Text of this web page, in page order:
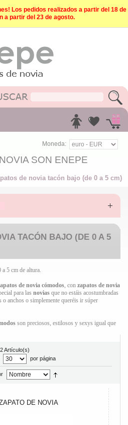
Los pedidos realizados a partir del 18 de
a partir del 23 de agosto.
Moneda:
SON ENEPE
de novia tacón bajo (de 0 a 5 cm)
TACÓN BAJO (DE 0 A 5
a 5 cm de altura.
de novia cómodos, con zapatos de novia
para las novias que no estáis acostumbradas
o anchos o simplemente queréis ir súper
son preciosos, estilosos y sexys igual que
2 Artículo(s)
por página
DE NOVIA